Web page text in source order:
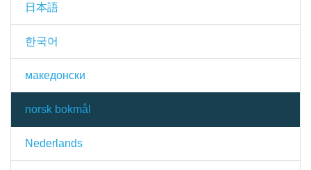
日本語
한국어
македонски
norsk bokmål
Nederlands